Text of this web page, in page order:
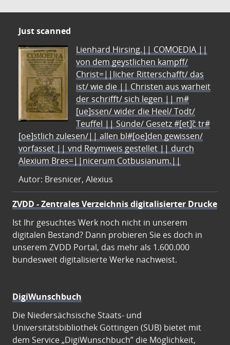
Just scanned
Lienhard Hirsing.|| COMOEDIA ||
von dem geystlichen kampff/
Christ=||licher Ritterschafft/ das
ist/ wie die || Christen aus warheit
der schrifft/ sich legen || m#
[ue]ssen/ wider die Heel/ Todt/
Teuffel || Sünde/ Gesetz #[et]c̃ tr#
[oe]stlich zulesen/|| allen bl#[oe]den gewissen/
vorfasset || vnd Reymweis gestellet || durch
Alexium Bres=||nicerum Cotbusianum.||
Autor: Bresnicer, Alexius
ZVDD - Zentrales Verzeichnis digitalisierter Drucke
Ist Ihr gesuchtes Werk noch nicht in unserem
digitalen Bestand? Dann probieren Sie es doch in
unserem ZVDD Portal, das mehr als 1.600.000
bundesweit digitalisierte Werke nachweist.
DigiWunschbuch
Die Niedersächsische Staats- und
Universitätsbibliothek Göttingen (SUB) bietet mit
dem Service „DigiWunschbuch” die Möglichkeit,